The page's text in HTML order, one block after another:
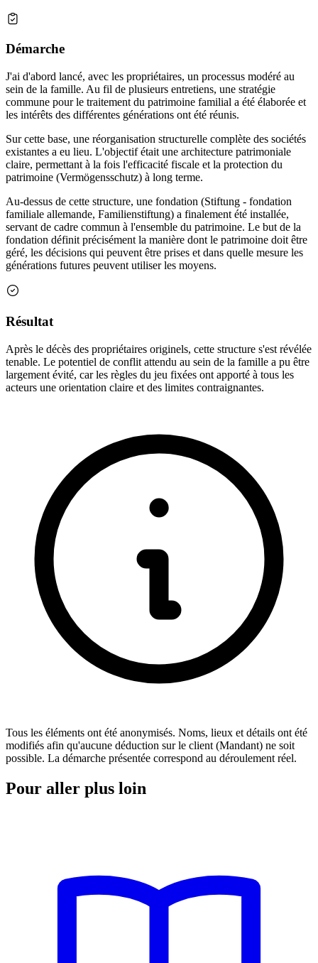
Démarche
J'ai d'abord lancé, avec les propriétaires, un processus modéré au
sein de la famille. Au fil de plusieurs entretiens, une stratégie
commune pour le traitement du patrimoine familial a été élaborée et
les intérêts des différentes générations ont été réunis.
Sur cette base, une réorganisation structurelle complète des sociétés
existantes a eu lieu. L'objectif était une architecture patrimoniale
claire, permettant à la fois l'efficacité fiscale et la protection du
patrimoine (Vermögensschutz) à long terme.
Au-dessus de cette structure, une fondation (Stiftung - fondation
familiale allemande, Familienstiftung) a finalement été installée,
servant de cadre commun à l'ensemble du patrimoine. Le but de la
fondation définit précisément la manière dont le patrimoine doit être
géré, les décisions qui peuvent être prises et dans quelle mesure les
générations futures peuvent utiliser les moyens.
Résultat
Après le décès des propriétaires originels, cette structure s'est révélée
tenable. Le potentiel de conflit attendu au sein de la famille a pu être
largement évité, car les règles du jeu fixées ont apporté à tous les
acteurs une orientation claire et des limites contraignantes.
Tous les éléments ont été anonymisés. Noms, lieux et détails ont été
modifiés afin qu'aucune déduction sur le client (Mandant) ne soit
possible. La démarche présentée correspond au déroulement réel.
Pour aller plus loin